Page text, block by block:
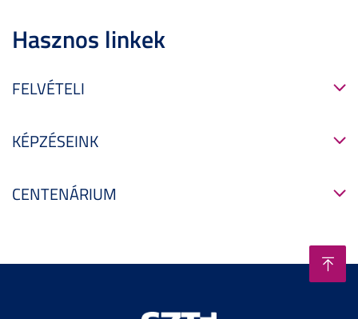
Hasznos linkek
FELVÉTELI
KÉPZÉSEINK
CENTENÁRIUM